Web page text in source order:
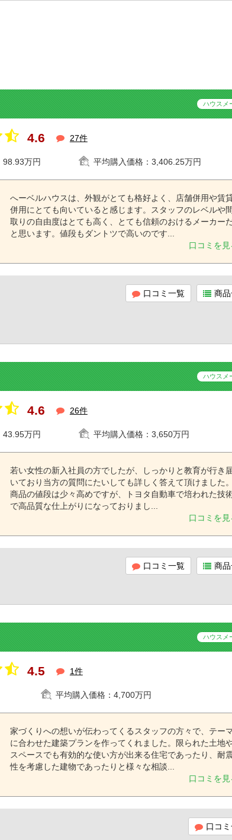
ハウスメ
4.6 27件
98.93万円 平均購入価格： 3,406.25万円
へーベルハウスは、外観がとても格好よく、店舗併用や賃
併用にとても向いていると感じます。スタッフのレベルや間
取りの自由度はとても高く、とても信頼のおけるメーカー
と思います。値段もダントツで高いのです...
口コミを見
口コミ一覧 商
ハウスメ
4.6 26件
43.95万円 平均購入価格： 3,650万円
若い女性の新入社員の方でしたが、しっかりと教育が行き
いており当方の質問にたいしても詳しく答えて頂けました。
商品の値段は少々高めですが、トヨタ自動車で培われた技
で高品質な仕上がりになっておりまし...
口コミを見
口コミ一覧 商
ハウスメ
4.5 1件
平均購入価格： 4,700万円
家づくりへの想いが伝わってくるスタッフの方々で、テー
に合わせた建築プランを作ってくれました。限られた土地
スペースでも有効的な使い方が出来る住宅であったり、耐
性を考慮した建物であったりと様々な相談...
口コミを見
口コ